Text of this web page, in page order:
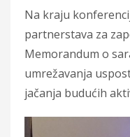
Na kraju
partnerstava za
Memorandum o
umrežavanja
jačanja budućih